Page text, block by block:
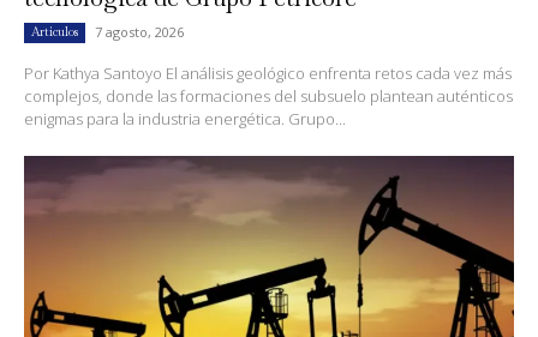
Artículos 7 agosto, 2026
Por Kathya Santoyo El análisis geológico enfrenta retos cada vez más
complejos, donde las formaciones del subsuelo plantean auténticos
enigmas para la industria energética. Grupo...